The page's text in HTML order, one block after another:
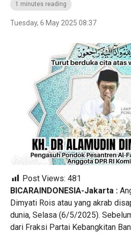
1 minutes reading
Tuesday, 6 May 2025 08:37
Post Views: 481
BICARAINDONESIA-Jakarta :
Dimyati Rois atau yang akrab
dunia, Selasa (6/5/2025).
dari Fraksi Partai Kebangkitan